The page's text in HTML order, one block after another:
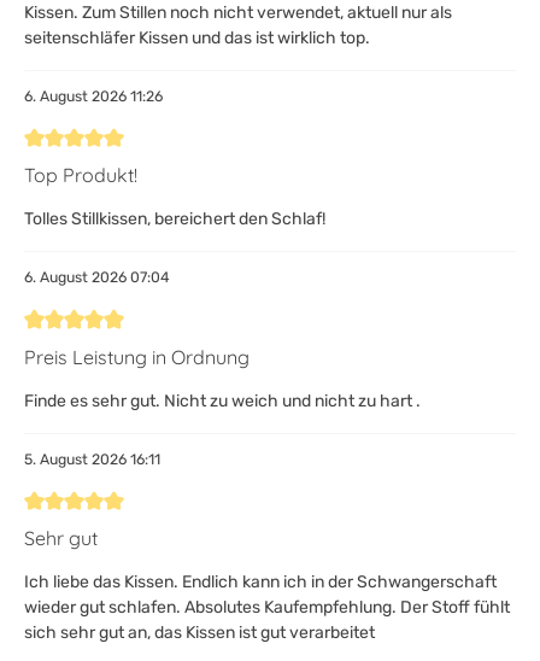
Kissen. Zum Stillen noch nicht verwendet, aktuell nur als
seitenschläfer Kissen und das ist wirklich top.
6. August 2026 11:26
Bewertung mit 5 von 5 Sternen
Top Produkt!
Tolles Stillkissen, bereichert den Schlaf!
6. August 2026 07:04
Bewertung mit 5 von 5 Sternen
Preis Leistung in Ordnung
Finde es sehr gut. Nicht zu weich und nicht zu hart .
5. August 2026 16:11
Bewertung mit 5 von 5 Sternen
Sehr gut
Ich liebe das Kissen. Endlich kann ich in der Schwangerschaft
wieder gut schlafen. Absolutes Kaufempfehlung. Der Stoff fühlt
sich sehr gut an, das Kissen ist gut verarbeitet